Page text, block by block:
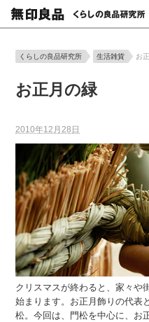
くらしの良品研究所 生活雑貨 お
お正月の緑
2010年12月28日
クリスマスが終わると、家々や
始まります。お正月飾りの代表
松。今回は、門松を中心に、お